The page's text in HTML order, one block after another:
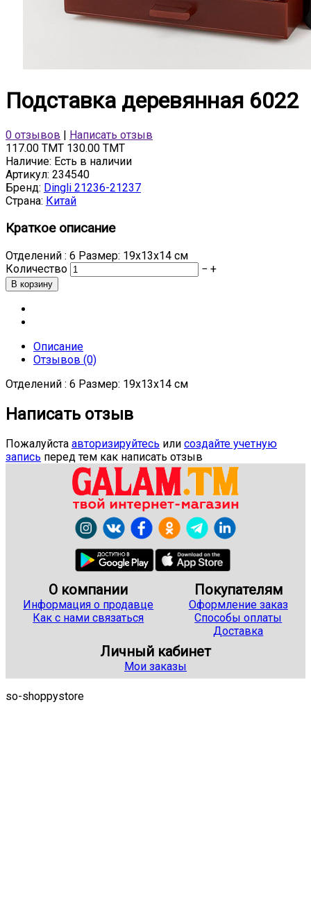
Подставка деревянная 6022
0 отзывов
Написать отзыв
117.00 TMT 130.00 TMT
Наличие: Есть в наличии
Артикул: 234540
Бренд: Dingli 21236-21237
Страна: Китай
Краткое описание
Отделений : 6 Размер: 19х13х14 см
Количество
− +
Описание
Отзывов (0)
Отделений : 6 Размер: 19х13х14 см
Написать отзыв
Пожалуйста авторизируйтесь или создайте учетную
запись перед тем как написать отзыв
О компании
Информация о продавце
Как с нами связаться
Покупателям
Оформление заказ
Способы оплаты
Доставка
Личный кабинет
Мои заказы
so-shoppystore